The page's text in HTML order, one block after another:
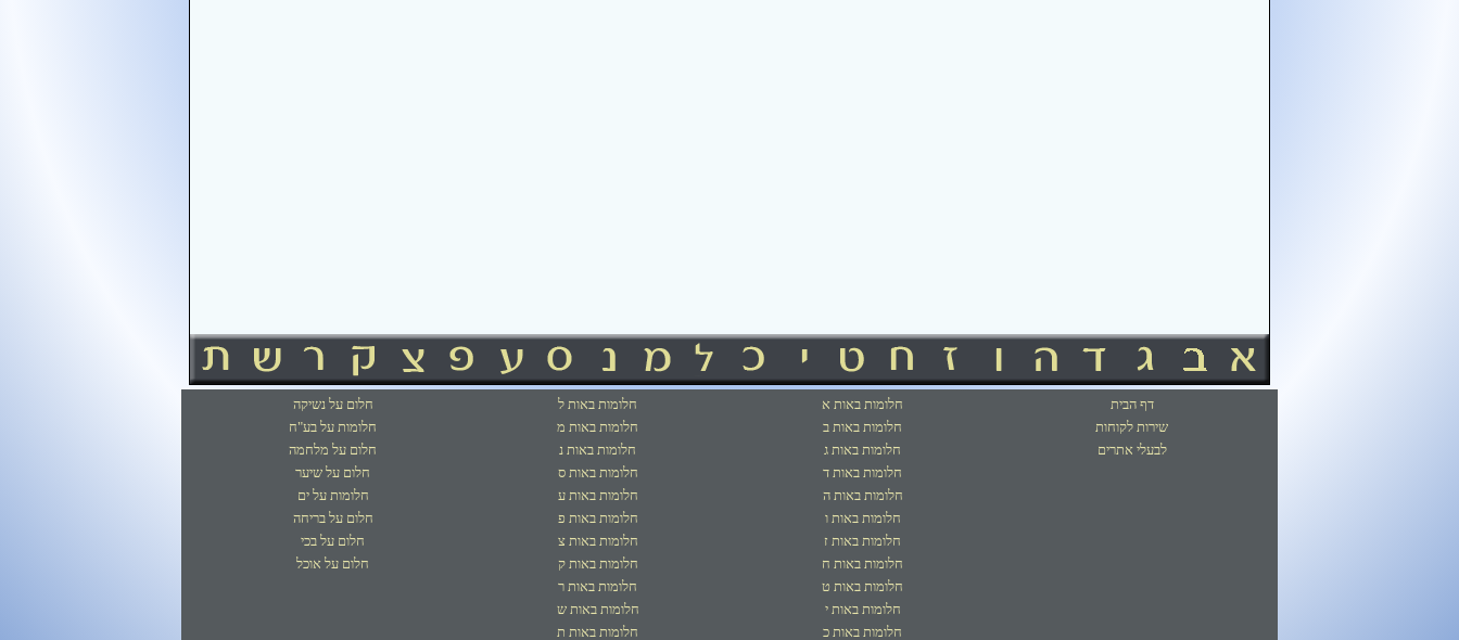
דף הבית
שירות לקוחות
לבעלי אתרים
חלומות באות א
חלומות באות ב
חלומות באות ג
חלומות באות ד
חלומות באות ה
חלומות באות ו
חלומות באות ז
חלומות באות ח
חלומות באות ט
חלומות באות י
חלומות באות כ
חלומות באות ל
חלומות באות מ
חלומות באות נ
חלומות באות ס
חלומות באות ע
חלומות באות פ
חלומות באות צ
חלומות באות ק
חלומות באות ר
חלומות באות ש
חלומות באות ת
חלום על נשיקה
חלומות על בע"ח
חלום על מלחמה
חלום על שיער
חלומות על ים
חלום על בריחה
חלום על בכי
חלום על אוכל